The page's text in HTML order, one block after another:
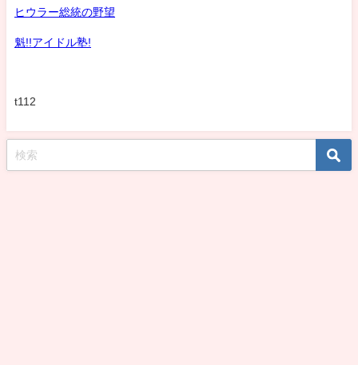
ヒウラー総統の野望
魁!!アイドル塾!
t112